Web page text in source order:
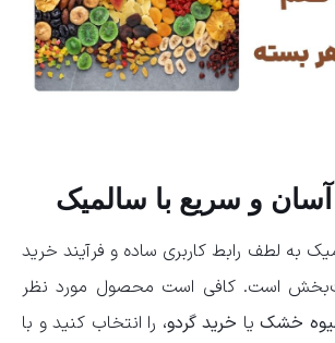
آسان و سریع با سالمیک
به لطف رابط کاربری ساده و فرآیند خرید
است. کافی است محصول مورد نظر
خشک یا خرید گردو، را انتخاب کنید و با